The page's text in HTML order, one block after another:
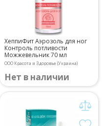
ХеппиФит Аэрозоль для ног
Контроль потливости
Можжевельник 70 мл
ООО Красота и Здоровье (Украина)
Нет в наличии